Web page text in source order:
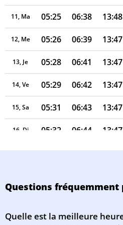
11, Ma 05:25 06:38 13:48
12, Me 05:26 06:39 13:47
13, Je 05:28 06:41 13:47
14, Ve 05:29 06:42 13:47
15, Sa 05:31 06:43 13:47
16, Di 05:32 06:44 13:47
17, Lu 05:34 06:46 13:47
20, Je 05:39 06:49 13:46
Questions fréquemment
Quelle est la meilleure